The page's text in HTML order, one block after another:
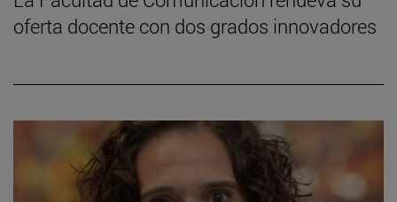
oferta docente con dos grados innovadores